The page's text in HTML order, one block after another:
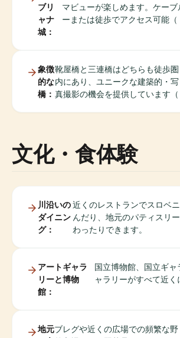
ブリ
ャナ
城：
マビューが楽しめます。ケーブ
ーまたは徒歩でアクセス可能（
象徴
的な
橋：
靴屋橋と三連橋はどちらも徒歩圏
内にあり、ユニークな建築的・写
真撮影の機会を提供しています（
文化・食体験
川沿いの
ダイニン
グ：
近くのレストランでスロベ
んだり、地元のパティスリ
わったりできます。
アートギャラ
リーと博物
館：
国立博物館、国立ギ
ャラリーがすべて近く
地元ブレグや近くの広場での頻繁な野